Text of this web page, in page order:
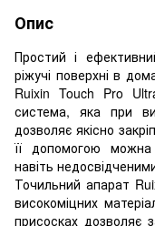
Опис
Простий і
ріжучі поверхні в
Ruixin Touch Pro
система, яка при
дозволяє якісно
її допомогою можна
навіть
Точильний апарат
високоміцних
присосках дозволяє